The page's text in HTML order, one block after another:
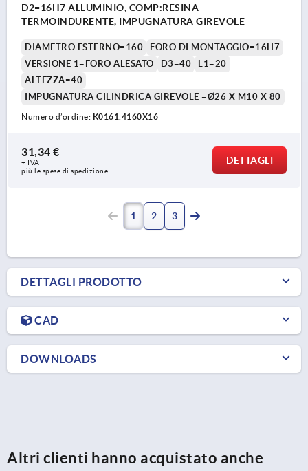
D2=16H7 ALLUMINIO, COMP:RESINA
TERMOINDURENTE, IMPUGNATURA GIREVOLE
DIAMETRO ESTERNO=160
FORO DI MONTAGGIO=16H7
VERSIONE 1=FORO ALESATO
D3=40
L1=20
ALTEZZA=40
IMPUGNATURA CILINDRICA GIREVOLE =Ø26 X M10 X 80
Numero d’ordine: K0161.4160X16
31,34 €
+ IVA
più le spese di spedizione
DETTAGLI
1 2 3
DETTAGLI PRODOTTO
CAD
DOWNLOADS
Altri clienti hanno acquistato anche